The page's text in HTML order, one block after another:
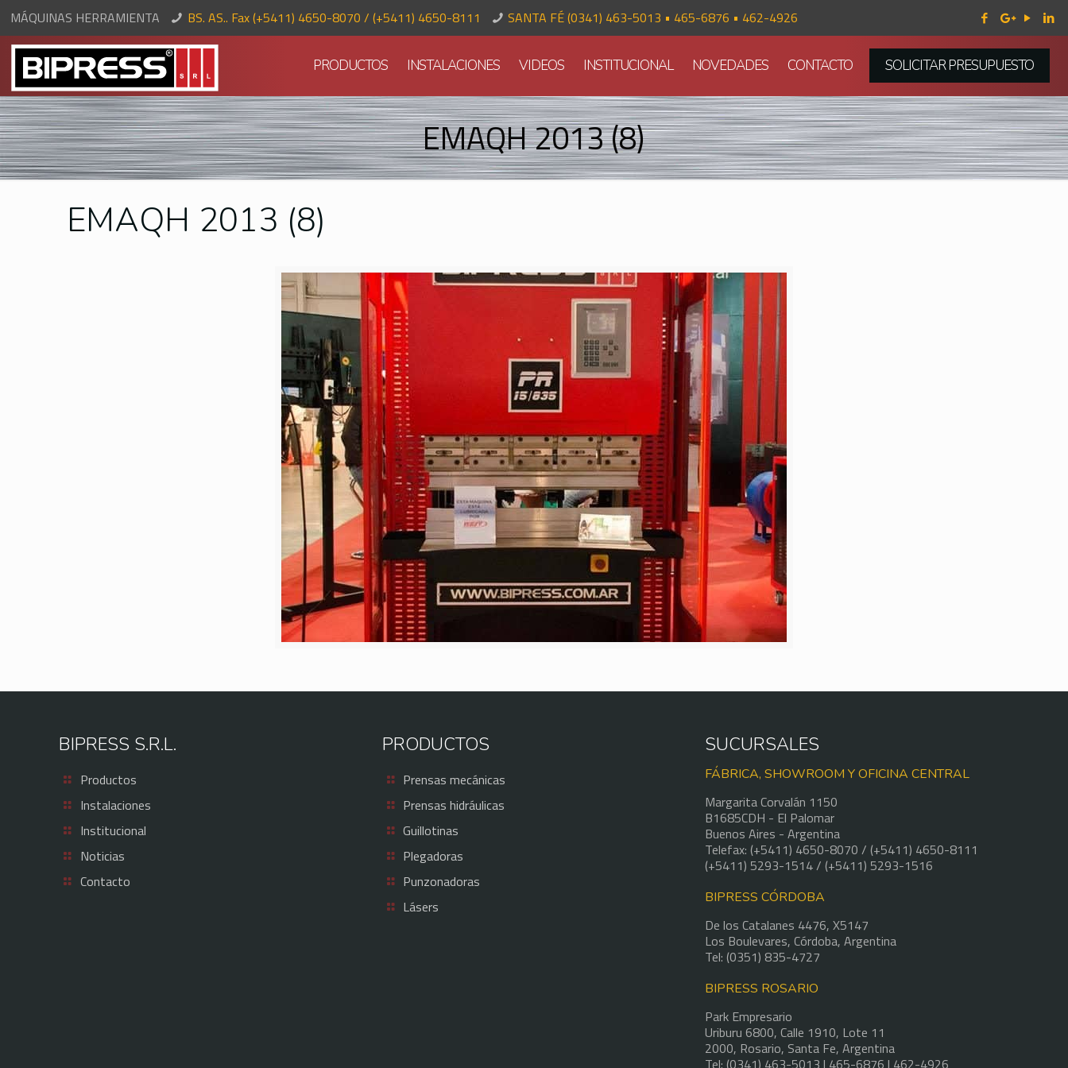
MÁQUINAS HERRAMIENTA BS. AS.. Fax (+5411) 4650-8070 / (+5411) 4650-8111 SANTA FÉ (0341) 463-5013 • 465-6876 • 462-4926
PRODUCTOS INSTALACIONES VIDEOS INSTITUCIONAL NOVEDADES CONTACTO SOLICITAR PRESUPUESTO
EMAQH 2013 (8)
EMAQH 2013 (8)
BIPRESS S.R.L.
Productos
Instalaciones
Institucional
Noticias
Contacto
PRODUCTOS
Prensas mecánicas
Prensas hidráulicas
Guillotinas
Plegadoras
Punzonadoras
Lásers
SUCURSALES
FÁBRICA, SHOWROOM Y OFICINA CENTRAL
Margarita Corvalán 1150
B1685CDH - El Palomar
Buenos Aires - Argentina
Telefax: (+5411) 4650-8070 / (+5411) 4650-8111
(+5411) 5293-1514 / (+5411) 5293-1516
BIPRESS CÓRDOBA
De los Catalanes 4476, X5147
Los Boulevares, Córdoba, Argentina
Tel: (0351) 835-4727
BIPRESS ROSARIO
Park Empresario
Uriburu 6800, Calle 1910, Lote 11
2000, Rosario, Santa Fe, Argentina
Tel: (0341) 463-5013 | 465-6876 | 462-4926